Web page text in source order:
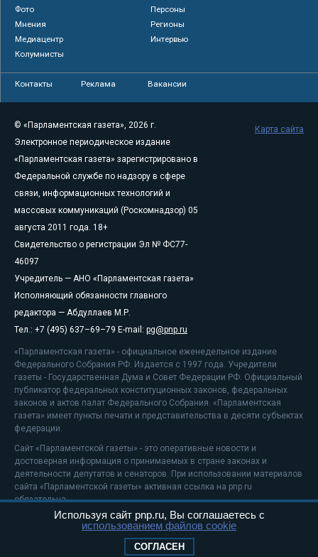
Фото
Персоны
Мнения
Регионы
Медиацентр
Интервью
Колумнисты
Контакты Реклама Вакансии
© «Парламентская газета», 2026 г.
Электронное периодическое издание
«Парламентская газета» зарегистрировано в
Федеральной службе по надзору в сфере
связи, информационных технологий и
массовых коммуникаций (Роскомнадзор) 05
августа 2011 года. 18+
Свидетельство о регистрации Эл № ФС77-
46097
Учредитель — АНО «Парламентская газета»
Исполняющий обязанности главного
редактора — Абдуллаев М.Р.
Тел.: +7 (495) 637–69–79 E-mail: pg@pnp.ru
«Парламентская газета» - официальное еженедельное издание
Федерального Собрания РФ. Издается с 1997 года. Учредители
газеты - Государственная Дума и Совет Федерации РФ. Официальный
публикатор федеральных конституционных законов, федеральных
законов и актов палат Федерального Собрания. «Парламентская
газета» имеет пункты печати и представительства в десяти субъектах
федерации.
Сайт «Парламентской газеты» - это оперативные новости и
достоверная информация о принимаемых в стране законах и
деятельности депутатов и сенаторов. При использовании материалов
сайта «Парламентской газеты» активная ссылка на pnp.ru
обязательна.
На информационном ресурсе применяютсярекомендательные
Положение о защите персональных данных
Карта сайта
Используя сайт pnp.ru, Вы соглашаетесь с
использованием файлов cookie
СОГЛАСЕН